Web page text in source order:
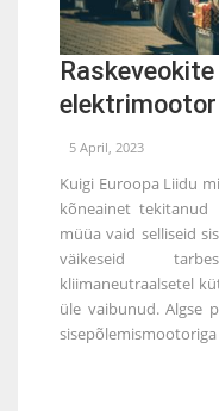
5 April, 2023
Kuigi Euroopa Liidu
kõneainet tekitanud
müüa vaid selliseid
väikeseid
kliimaneutraalsetel
üle vaibunud. Algse